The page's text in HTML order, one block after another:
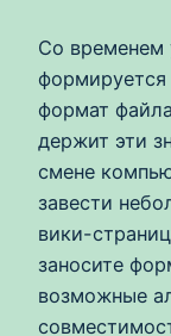
Со временем
формат
держит эти
смене
завести
вики-
заносите
возможные